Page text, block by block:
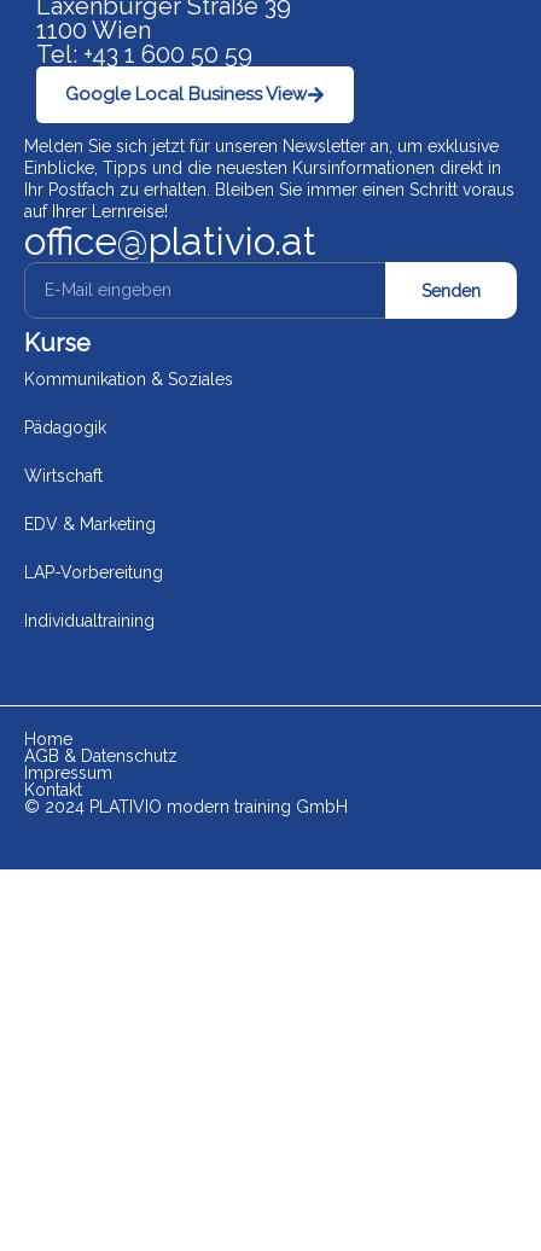
Laxenburger Straße 39
1100 Wien
Tel: +43 1 600 50 59
Google Local Business View
Melden Sie sich jetzt für unseren Newsletter an, um exklusive
Einblicke, Tipps und die neuesten Kursinformationen direkt in
Ihr Postfach zu erhalten. Bleiben Sie immer einen Schritt voraus
auf Ihrer Lernreise!
office@plativio.at
Senden
Kurse
Kommunikation & Soziales
Pädagogik
Wirtschaft
EDV & Marketing
LAP-Vorbereitung
Individualtraining
Home
AGB & Datenschutz
Impressum
Kontakt
© 2024 PLATIVIO modern training GmbH